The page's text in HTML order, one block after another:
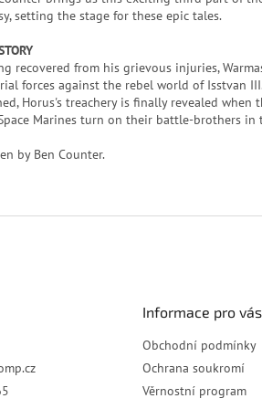
setting the stage for these epic tales.
recovered from his grievous injuries,
forces against the rebel world of Isstvan
Horus's treachery is finally revealed when
Marines turn on their battle-brothers
by Ben Counter.
Informace pro vás
Obchodní podmínky
Ochrana soukromí
Věrnostní program